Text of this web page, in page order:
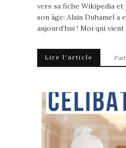
vers sa fiche Wikipedia et
son âge: Alain Duhamel a
aujourd’hui ! Moi qui
Lire l'article